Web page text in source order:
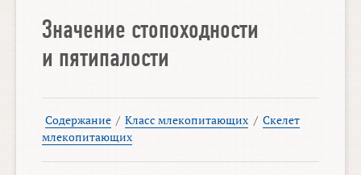
Значение стопоходности
и пятипалости
Содержание / Класс млекопитающих / Скелет
млекопитающих